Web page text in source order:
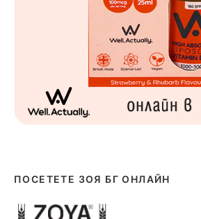
ПОСЕТЕТЕ ЗОЯ БГ ОНЛАЙН